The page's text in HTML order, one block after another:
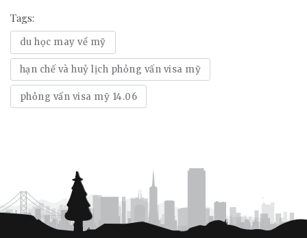
Tags:
du học may về mỹ
hạn chế và huỷ lịch phỏng vấn visa mỹ
phỏng vấn visa mỹ 14.06